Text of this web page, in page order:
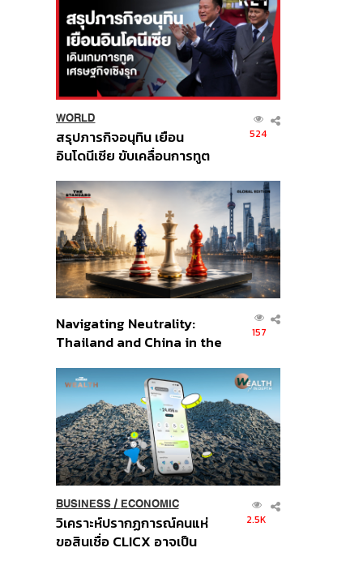
WORLD
สรุปภารกิจอนุทิน เยือน
อินโดนีเซีย ขับเคลื่อนการทูต
ส่วนยุทธศาสตร์ไทย –
อินโดนีเซีย
524
Navigating Neutrality:
Thailand and China in the
Order
157
BUSINESS/ ECONOMIC
วิเคราะห์ปรากฏการณ์คนแห่
ขอสินเชื่อ CLICX อาจเป็น
2.5K